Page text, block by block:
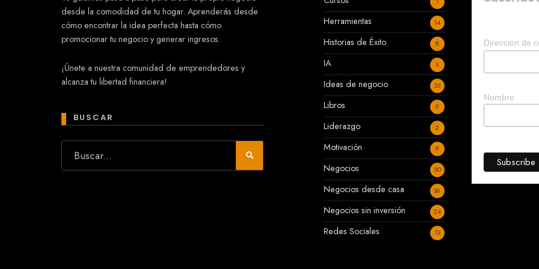
desde la comodidad de tu hogar. Aprenderás desde
cómo encontrar la idea perfecta hasta cómo
promocionar tu negocio y generar ingresos.
¡Únete a nuestra comunidad de emprendedores y
alcanza tu libertad financiera!
BUSCAR
Herramientas 14
Historias de Éxito 8
IA 3
Ideas de negocio 33
Libros 9
Liderazgo 2
Motivación 9
Negocios 50
Negocios desde casa 36
Negocios sin inversión 24
Redes Sociales 13
Dirección de
Nombre
En línea
¿Quieres que te ayude a crear un
negocio?